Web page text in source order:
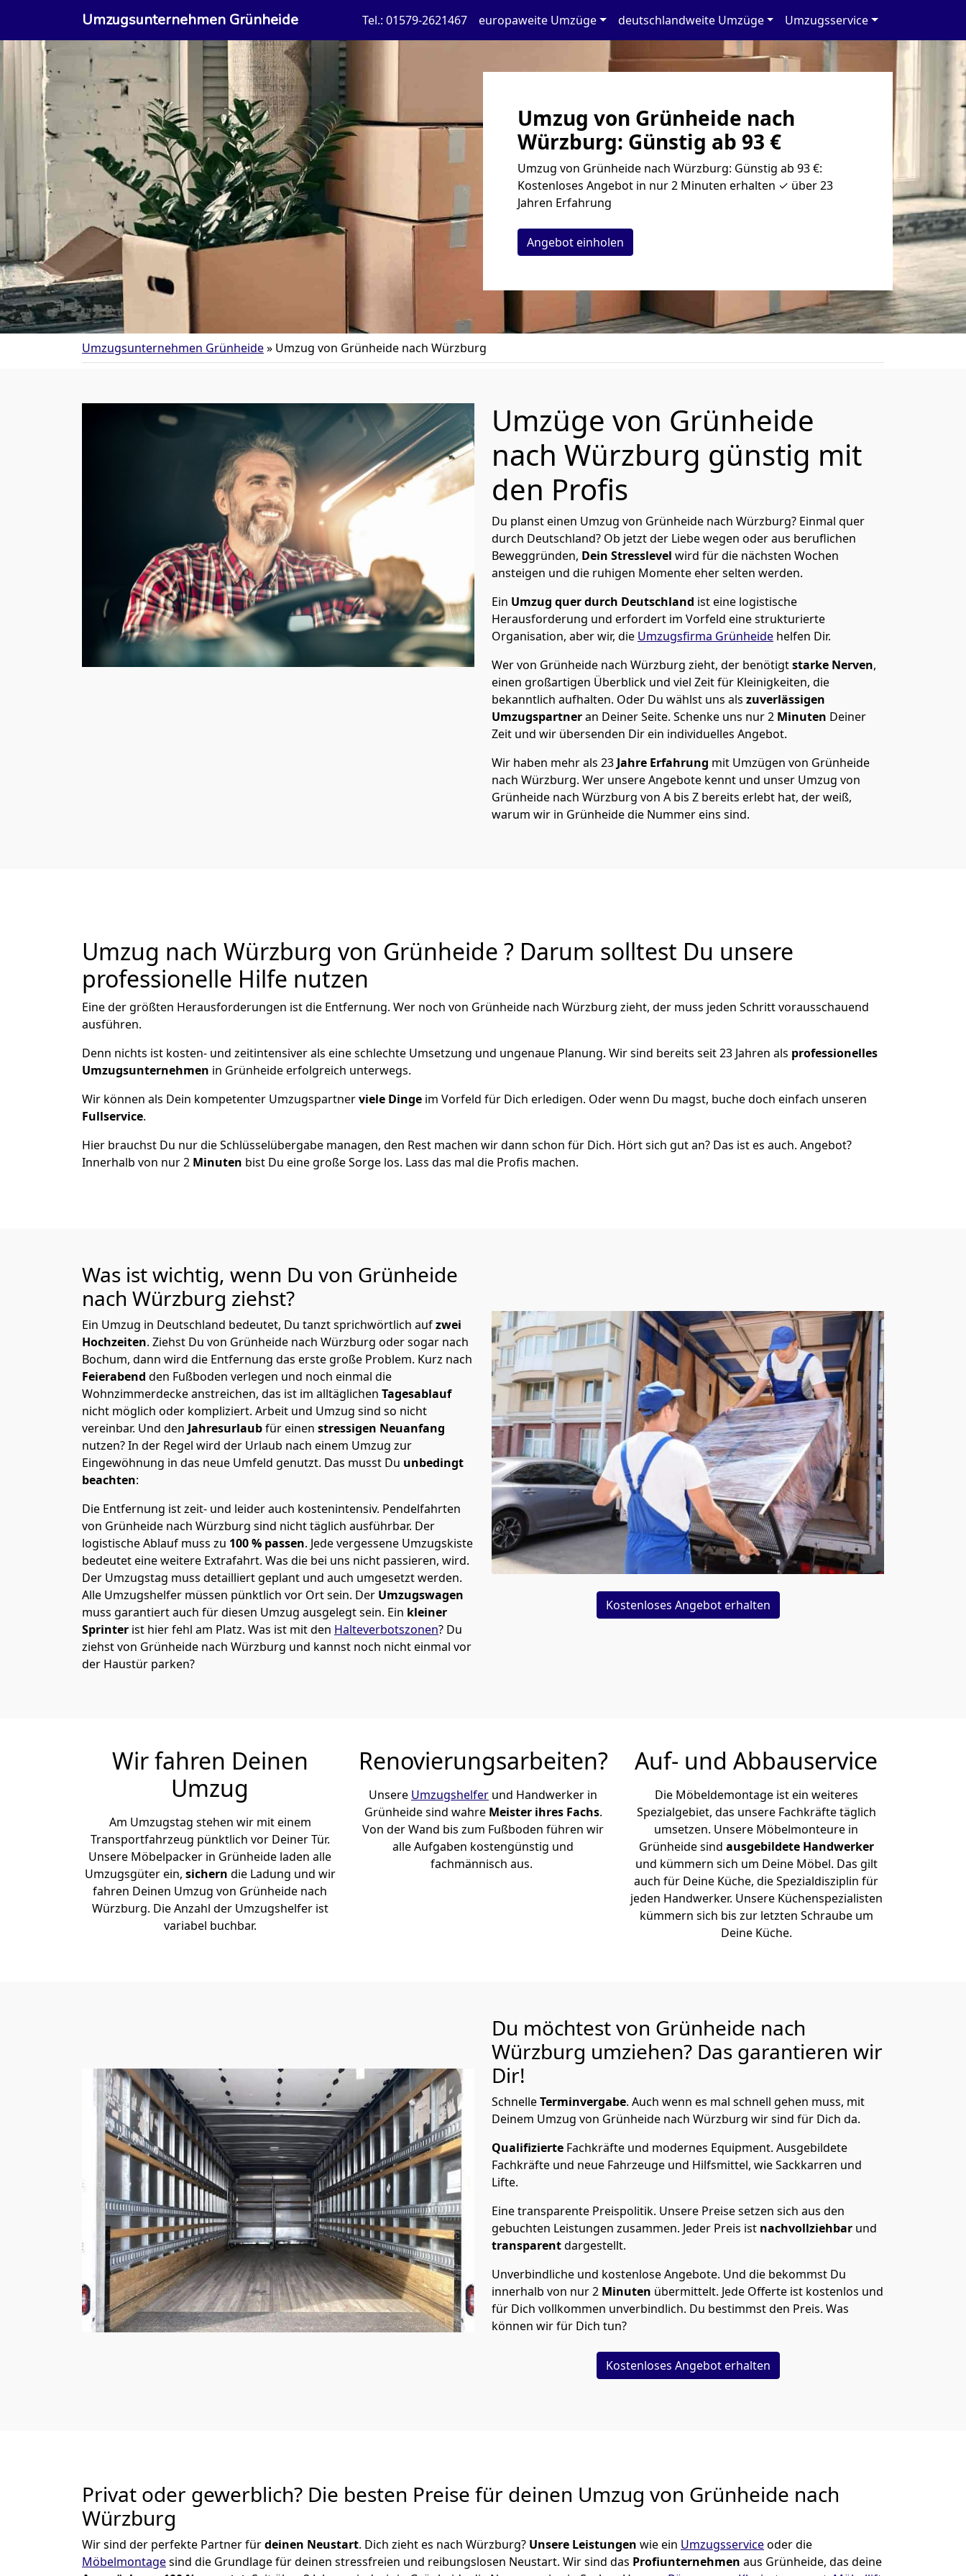
Umzugsunternehmen Grünheide Tel.: 01579-2621467 europaweite Umzüge deutschlandweite Umzüge Umzugsservice
Umzug von Grünheide nach
Würzburg: Günstig ab 93 €
Umzug von Grünheide nach Würzburg: Günstig ab 93 €:
Kostenloses Angebot in nur 2 Minuten erhalten ✓ über 23
Jahren Erfahrung
Angebot einholen
Umzugsunternehmen Grünheide» Umzug von Grünheide nach Würzburg
Umzüge von Grünheide
nach Würzburg günstig mit
den Profis
Du planst einen Umzug von Grünheide nach Würzburg? Einmal quer
durch Deutschland? Ob jetzt der Liebe wegen oder aus beruflichen
Beweggründen, Dein Stresslevel wird für die nächsten Wochen
ansteigen und die ruhigen Momente eher selten werden.
Ein Umzug quer durch Deutschland ist eine logistische
Herausforderung und erfordert im Vorfeld eine strukturierte
Organisation, aber wir, die Umzugsfirma Grünheide helfen Dir.
Wer von Grünheide nach Würzburg zieht, der benötigtstarke Nerven,
einen großartigen Überblick und viel Zeit für Kleinigkeiten, die
bekanntlich aufhalten. Oder Du wählst uns als zuverlässigen
Umzugspartneran Deiner Seite. Schenke uns nur2 Minuten Deiner
Zeit und wir übersenden Dir ein individuelles Angebot.
Wir haben mehr als 23 Jahre Erfahrung mit Umzügen von Grünheide
nach Würzburg. Wer unsere Angebote kennt und unser Umzug von
Grünheide nach Würzburg von A bis Z bereits erlebt hat, der weiß,
warum wir in Grünheide die Nummer eins sind.
Umzug nach Würzburg von Grünheide ? Darum solltest Du unsere
professionelle Hilfe nutzen
Eine der größten Herausforderungen ist die Entfernung. Wer noch von Grünheide nach Würzburg zieht, der muss jeden Schritt vorausschauend
ausführen.
Denn nichts ist kosten- und zeitintensiver als eine schlechte Umsetzung und ungenaue Planung. Wir sind bereits seit 23 Jahren als professionelles
Umzugsunternehmen in Grünheide erfolgreich unterwegs.
Wir können als Dein kompetenter Umzugspartnerviele Dinge im Vorfeld für Dich erledigen. Oder wenn Du magst, buche doch einfach unseren
Fullservice.
Hier brauchst Du nur die Schlüsselübergabe managen, den Rest machen wir dann schon für Dich. Hört sich gut an? Das ist es auch. Angebot?
Innerhalb von nur 2 Minuten bist Du eine große Sorge los. Lass das mal die Profis machen.
Was ist wichtig, wenn Du von Grünheide
nach Würzburg ziehst?
Ein Umzug in Deutschland bedeutet, Du tanzt sprichwörtlich aufzwei
Hochzeiten. Ziehst Du von Grünheide nach Würzburg oder sogar nach
Bochum, dann wird die Entfernung das erste große Problem. Kurz nach
Feierabend den Fußboden verlegen und noch einmal die
Wohnzimmerdecke anstreichen, das ist im alltäglichen Tagesablauf
nicht möglich oder kompliziert. Arbeit und Umzug sind so nicht
vereinbar. Und den Jahresurlaubfür einen stressigen Neuanfang
nutzen? In der Regel wird der Urlaub nach einem Umzug zur
Eingewöhnung in das neue Umfeld genutzt. Das musst Du unbedingt
beachten:
Die Entfernung ist zeit- und leider auch kostenintensiv. Pendelfahrten
von Grünheide nach Würzburg sind nicht täglich ausführbar. Der
logistische Ablauf muss zu 100 % passen. Jede vergessene Umzugskiste
bedeutet eine weitere Extrafahrt. Was die bei uns nicht passieren, wird.
Der Umzugstag muss detailliert geplant und auch umgesetzt werden.
Alle Umzugshelfer müssen pünktlich vor Ort sein. Der Umzugswagen
muss garantiert auch für diesen Umzug ausgelegt sein. Ein kleiner
Sprinter ist hier fehl am Platz. Was ist mit den Halteverbotszonen? Du
ziehst von Grünheide nach Würzburg und kannst noch nicht einmal vor
der Haustür parken?
Kostenloses Angebot erhalten
Wir fahren Deinen
Umzug
Am Umzugstag stehen wir mit einem
Transportfahrzeug pünktlich vor Deiner Tür.
Unsere Möbelpacker in Grünheide laden alle
Umzugsgüter ein, sichern die Ladung und wir
fahren Deinen Umzug von Grünheide nach
Würzburg. Die Anzahl der Umzugshelfer ist
variabel buchbar.
Renovierungsarbeiten?
Unsere Umzugshelfer und Handwerker in
Grünheide sind wahre Meister ihres Fachs.
Von der Wand bis zum Fußboden führen wir
alle Aufgaben kostengünstig und
fachmännisch aus.
Auf- und Abbauservice
Die Möbeldemontage ist ein weiteres
Spezialgebiet, das unsere Fachkräfte täglich
umsetzen. Unsere Möbelmonteure in
Grünheide sind ausgebildete Handwerker
und kümmern sich um Deine Möbel. Das gilt
auch für Deine Küche, die Spezialdisziplin für
jeden Handwerker. Unsere Küchenspezialisten
kümmern sich bis zur letzten Schraube um
Deine Küche.
Du möchtest von Grünheide nach
Würzburg umziehen? Das garantieren wir
Dir!
SchnelleTerminvergabe. Auch wenn es mal schnell gehen muss, mit
Deinem Umzug von Grünheide nach Würzburg wir sind für Dich da.
Qualifizierte Fachkräfte und modernes Equipment. Ausgebildete
Fachkräfte und neue Fahrzeuge und Hilfsmittel, wie Sackkarren und
Lifte.
Eine transparente Preispolitik. Unsere Preise setzen sich aus den
gebuchten Leistungen zusammen. Jeder Preis ist nachvollziehbar und
transparentdargestellt.
Unverbindliche und kostenlose Angebote. Und die bekommst Du
innerhalb von nur2 Minuten übermittelt. Jede Offerte ist kostenlos und
für Dich vollkommen unverbindlich. Du bestimmst den Preis. Was
können wir für Dich tun?
Kostenloses Angebot erhalten
Privat oder gewerblich? Die besten Preise für deinen Umzug von Grünheide nach
Würzburg
Wir sind der perfekte Partner fürdeinen Neustart. Dich zieht es nach Würzburg? Unsere Leistungen wie ein Umzugsserviceoder die
Möbelmontagesind die Grundlage für deinen stressfreien und reibungslosen Neustart. Wir sind das Profiunternehmen aus Grünheide, das deine